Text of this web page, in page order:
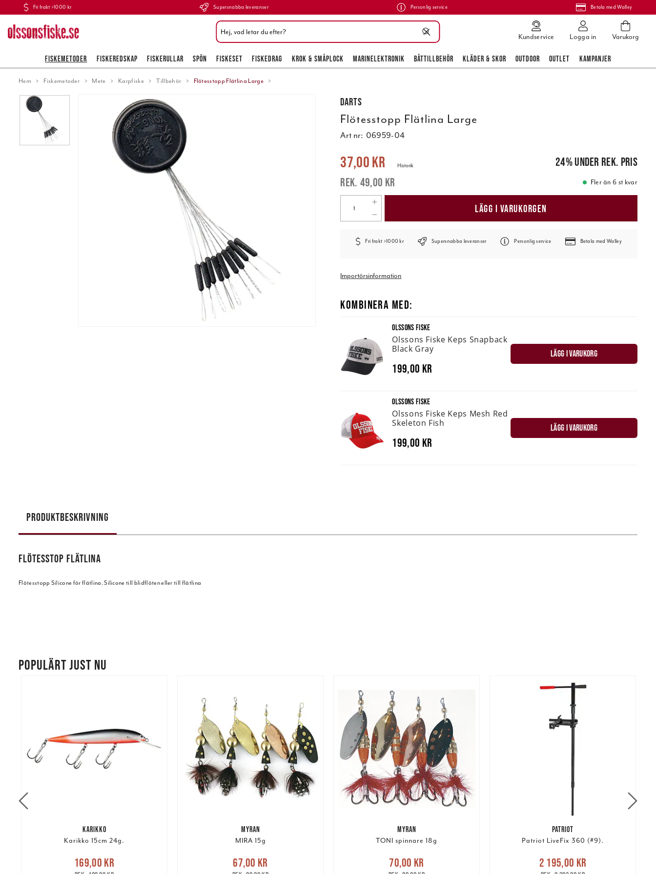
Fri frakt >1000 kr Supersnabba leveranser Personlig service Betala med Walley
Kundservice Logga in Varukorg
FISKEMETODER FISKEREDSKAP FISKERULLAR SPÖN FISKESET FISKEDRAG KROK & SMÅPLOCK MARINELEKTRONIK BÅTTILLBEHÖR KLÄDER & SKOR OUTDOOR OUTLET KAMPANJER
Hem Fiskemetoder Mete Karpfiske Tillbehör Flötesstopp Flätlina Large
Darts
Flötesstopp Flätlina Large
Art nr: 06959-04
Nuvarande pris:
37,00 kr
49,00 kr
Historik 24%under rek. pris
Fler än 6 st kvar
LÄGG I VARUKORGEN
Fri frakt >1000 kr Supersnabba leveranser Personlig service Betala med Walley
Importörsinformation
KOMBINERA MED:
OLSSONS FISKE
Olssons Fiske Keps Snapback
Black Gray
199,00 kr
LÄGG I VARUKORG
OLSSONS FISKE
Olssons Fiske Keps Mesh Red
Skeleton Fish
199,00 kr
LÄGG I VARUKORG
PRODUKTBESKRIVNING
FLÖTESSTOP FLÄTLINA
Flötesstopp Silicone för flätlina. Silicone till blidflöten eller till flätlina
POPULÄRT JUST NU
KARIKKO
Karikko 15cm 24g.
Nuvarande pris
169,00 kr
MYRAN
MIRA 15g
Nuvarande pris:67,00 kr
67,00 kr
MYRAN
TONI spinnare 18g
Nuvarande pris:70,00 kr
70,00 kr
PATRIOT
Patriot LiveFix 360 (#9).
Nuvarande pris
2 195,00 krTidigare pris
2 195,00 kr